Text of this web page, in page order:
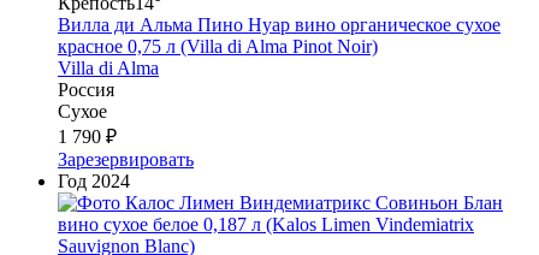
Вилла ди Альма Пино Нуар вино органическое сухое
красное 0,75 л (Villa di Alma Pinot Noir)
Villa di Alma
Россия
Сухое
1 790 ₽
Зарезервировать
Год 2024